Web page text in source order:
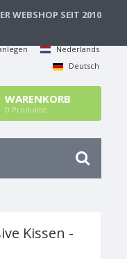
WEBSHOP SEIT 2010
Nederlands
Deutsch
WARENKORB
0 Produkte
Kissen -